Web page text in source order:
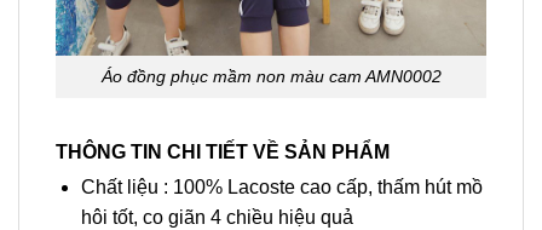
Áo đồng phục mầm non màu cam AMN0002
THÔNG TIN CHI TIẾT VỀ SẢN PHẨM
Chất liệu : 100% Lacoste cao cấp, thấm hút mồ
hôi tốt, co giãn 4 chiều hiệu quả